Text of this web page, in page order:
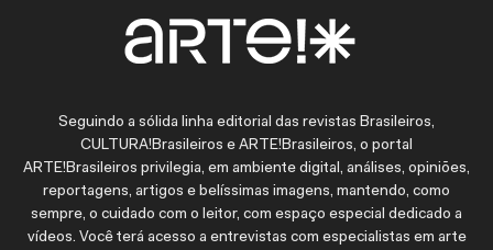
Seguindo a sólida linha editorial das revistas Brasileiros,
CULTURA!Brasileiros e ARTE!Brasileiros, o portal
ARTE!Brasileiros privilegia, em ambiente digital, análises, opiniões,
reportagens, artigos e belíssimas imagens, mantendo, como
sempre, o cuidado com o leitor, com espaço especial dedicado a
vídeos. Você terá acesso a entrevistas com especialistas em arte